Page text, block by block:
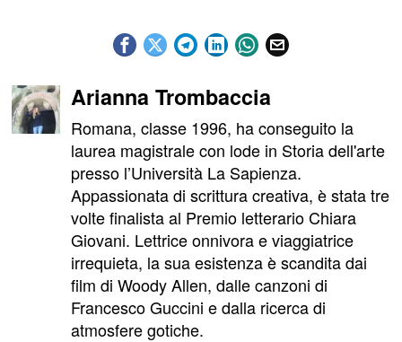
Arianna Trombaccia
Romana, classe 1996, ha conseguito la
laurea magistrale con lode in Storia dell'arte
presso l’Università La Sapienza.
Appassionata di scrittura creativa, è stata tre
volte finalista al Premio letterario Chiara
Giovani. Lettrice onnivora e viaggiatrice
irrequieta, la sua esistenza è scandita dai
film di Woody Allen, dalle canzoni di
Francesco Guccini e dalla ricerca di
atmosfere gotiche.